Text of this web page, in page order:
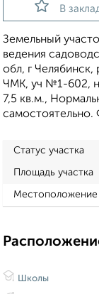
В
Земельный
ведения
обл, г
ЧМК, уч №1-602,
7,5 кв.м.,
самостоятельно.
Статус участка
Площадь участка
Местоположение
Школы